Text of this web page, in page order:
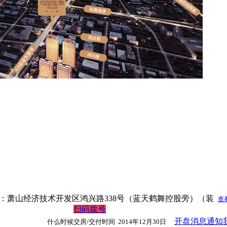
山经济技术开发区鸿兴路338号（蓝天鹤舞控股旁）（装 查
扫码拨号
什么时候交房/交付时间 2014年12月30日 开盘消息通知